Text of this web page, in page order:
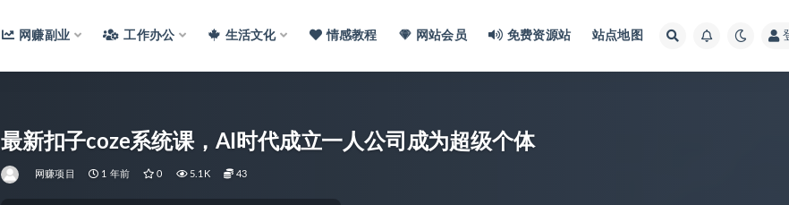
网赚副业 工作办公 生活文化 情感教程 网站会员 免费资源站 站点地图
最新扣子coze系统课，AI时代成立一人公司成为超级个体
网赚项目 1 年前 0 5.1K 43